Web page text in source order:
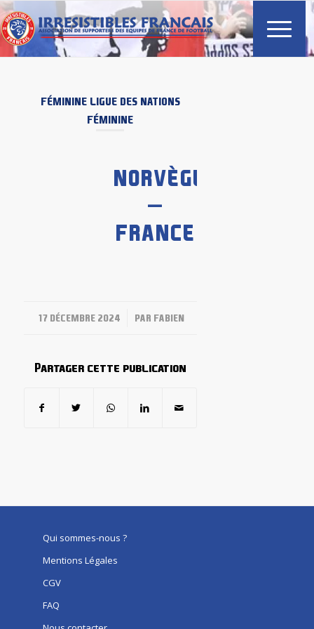
FÉMININE LIGUE DES NATIONS
FÉMININE
NORVÈGE
–
FRANCE
17 DÉCEMBRE 2024
/ PAR FABIEN
Partager cette publication
Qui sommes-nous ?
Mentions Légales
CGV
FAQ